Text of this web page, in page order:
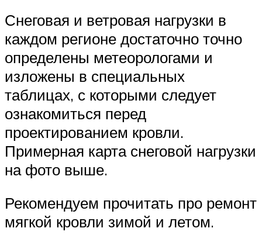
Снеговая и ветровая нагрузки в
каждом регионе достаточно точно
определены метеорологами и
изложены в специальных
таблицах, с которыми следует
ознакомиться перед
проектированием кровли.
Примерная карта снеговой нагрузки
на фото выше.
Рекомендуем прочитать про ремонт
мягкой кровли зимой и летом.